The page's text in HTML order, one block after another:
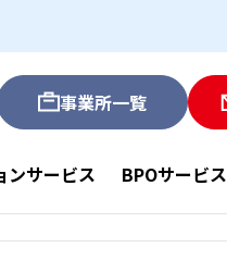
事業所一覧
ンサービス BPOサービス